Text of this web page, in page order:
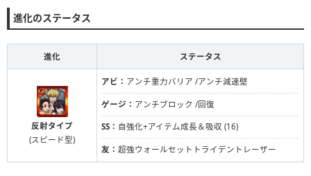
進化のステータス
進化 ステータス
反射タイプ
(スピード型)
アビ： アンチ重力バリア /アンチ減速壁
ゲージ： アンチブロック /回復
SS： 自強化+アイテム成長＆吸収 (16)
友： 超強ウォールセットトライデントレーザー